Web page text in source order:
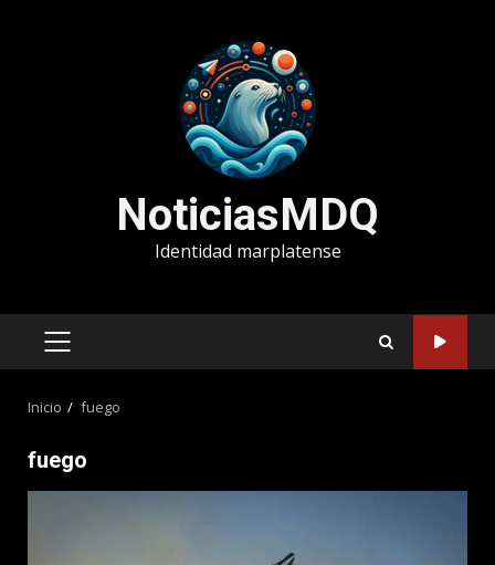
NoticiasMDQ
Identidad marplatense
MENÚ
Inicio fuego
fuego